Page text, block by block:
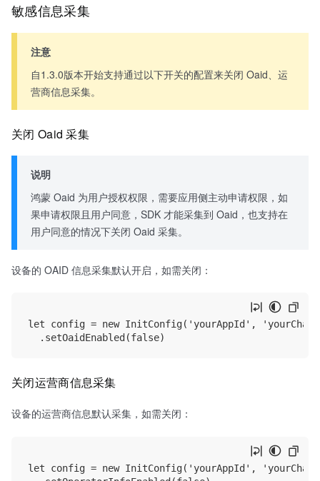
敏感信息采集
注意
自1.3.0版本开始支持通过以下开关的配置来关闭 Oaid、运
营商信息采集。
关闭 Oaid 采集
说明
鸿蒙 Oaid 为用户授权权限，需要应用侧主动申请权限，如
果申请权限且用户同意，SDK 才能采集到 Oaid，也支持在
用户同意的情况下关闭 Oaid 采集。
设备的 OAID 信息采集默认开启，如需关闭：
let config = new InitConfig('yourAppId',
关闭运营商信息采集
设备的运营商信息默认采集，如需关闭：
let config = new InitConfig('yourAppId',